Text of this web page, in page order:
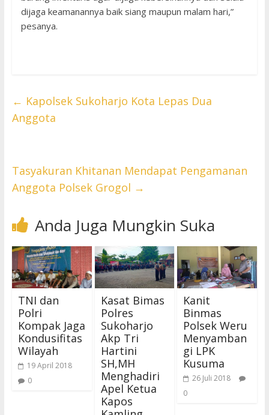
dijaga keamanannya baik siang maupun malam hari,”
pesanya.
← Kapolsek Sukoharjo Kota Lepas Dua
Anggota
Tasyakuran Khitanan Mendapat Pengamanan
Anggota Polsek Grogol →
Anda Juga Mungkin Suka
TNI dan
Polri
Kompak Jaga
Kondusifitas
Wilayah
19 April 2018
0
Kasat Bimas
Polres
Sukoharjo
Akp Tri
Hartini
SH,MH
Menghadiri
Apel Ketua
Kapos
Kanit
Binmas
Polsek Weru
Menyamban
gi LPK
Kusuma
26 Juli 2018
0